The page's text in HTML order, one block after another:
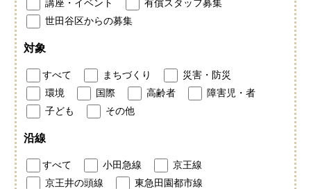
講座・イベント
有償スタッフ募集
世田谷区からの募集
対象
すべて まちづくり
災害・防災
環境
国際 高齢者
障害児・者
子ども
その他
沿線
すべて 小田急線
京王線
京王井の頭線
東急田園都市線